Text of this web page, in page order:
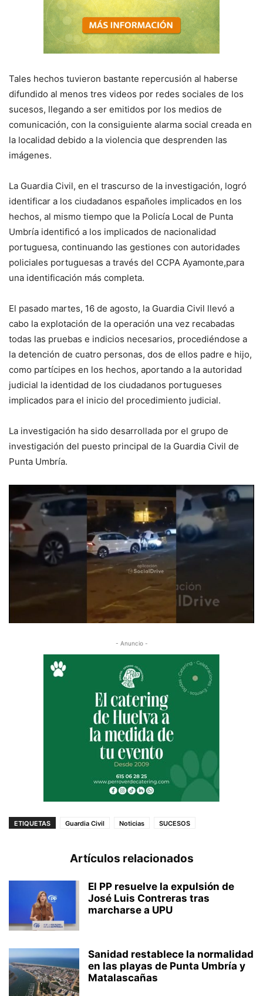
Tales hechos tuvieron bastante repercusión al haberse
difundido al menos tres videos por redes sociales de los
sucesos, llegando a ser emitidos por los medios de
comunicación, con la consiguiente alarma social creada en
la localidad debido a la violencia que desprenden las
imágenes.
La Guardia Civil, en el trascurso de la investigación, logró
identificar a los ciudadanos españoles implicados en los
hechos, al mismo tiempo que la Policía Local de Punta
Umbría identificó a los implicados de nacionalidad
portuguesa, continuando las gestiones con autoridades
policiales portuguesas a través del CCPA Ayamonte,para
una identificación más completa.
El pasado martes, 16 de agosto, la Guardia Civil llevó a
cabo la explotación de la operación una vez recabadas
todas las pruebas e indicios necesarios, procediéndose a
la detención de cuatro personas, dos de ellos padre e hijo,
como partícipes en los hechos, aportando a la autoridad
judicial la identidad de los ciudadanos portugueses
implicados para el inicio del procedimiento judicial.
La investigación ha sido desarrollada por el grupo de
investigación del puesto principal de la Guardia Civil de
Punta Umbría.
- Anuncio -
ETIQUETAS Guardia Civil Noticias SUCESOS
Artículos relacionados
El PP resuelve la expulsión de
José Luis Contreras tras
marcharse a UPU
Sanidad restablece la normalidad
en las playas de Punta Umbría y
Matalascañas